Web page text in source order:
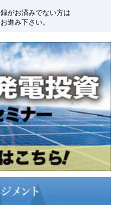
円
36円
円
/低圧/36円
円
がお済みでない方は
進み下さい。